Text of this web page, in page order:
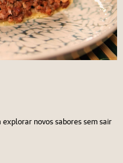
novos sabores sem sair